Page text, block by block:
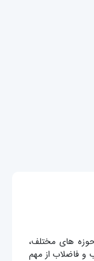
های مختلف،
فاضلاب از مهم